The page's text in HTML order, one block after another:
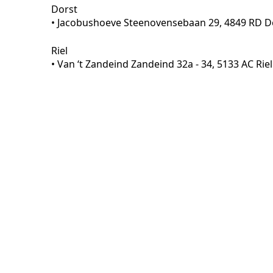
Dorst
• Jacobushoeve Steenovensebaan 29, 4849 RD
Riel
• Van ‘t Zandeind Zandeind 32a - 34, 5133 AC Riel